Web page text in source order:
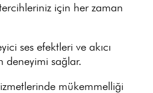
için her zaman
ses efektleri ve akıcı
deneyimi sağlar.
mükemmelliği